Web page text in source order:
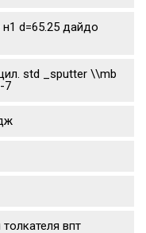
d=65.25 дайдо
std _sputter \\mb
7
впт